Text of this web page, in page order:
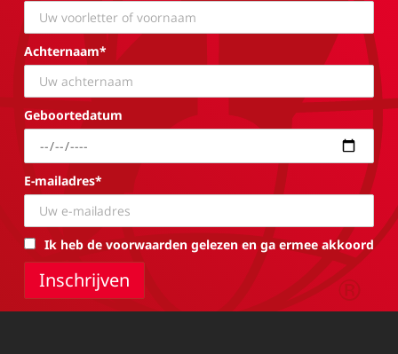
Achternaam*
Geboortedatum
E-mailadres*
Ik heb de voorwaarden gelezen en ga ermee akkoord